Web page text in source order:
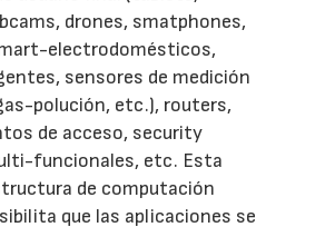
drones, smatphones,
electrodomésticos,
sensores de medición
polución, etc.), routers,
de acceso, security
funcionales, etc. Esta
de computación
que las aplicaciones se